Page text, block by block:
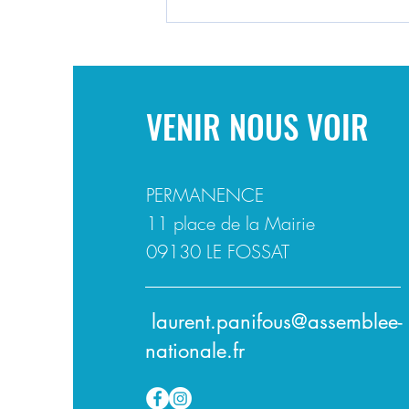
Salaires du médico-social à
VENIR NOUS VOIR
PERMANENCE
11 place de la Mairie
09130 LE FOSSAT
laurent.panifous@assemblee-
nationale.fr